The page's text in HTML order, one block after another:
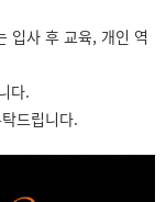
입사 후 교육, 개인 역
다.
드립니다.